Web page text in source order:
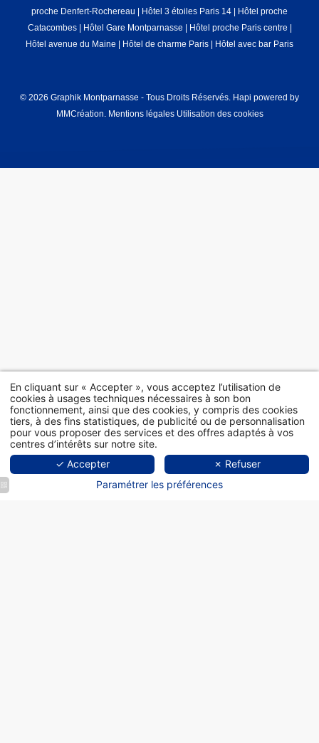
proche Denfert-Rochereau | Hôtel 3 étoiles Paris 14 | Hôtel proche
Catacombes| Hôtel Gare Montparnasse | Hôtel proche Paris centre |
Hôtel avenue du Maine | Hôtel de charme Paris | Hôtel avec bar Paris
© 2026 Graphik Montparnasse - Tous Droits Réservés. Hapi powered by
MMCréation
Mentions légales Utilisation des cookies
En cliquant sur « Accepter », vous acceptez l’utilisation de
cookies à usages techniques nécessaires à son bon
fonctionnement, ainsi que des cookies, y compris des cookies
tiers, à des fins statistiques, de publicité ou de personnalisation
pour vous proposer des services et des offres adaptés à vos
centres d’intérêts sur notre site.
✓ Accepter
✗ Refuser
Paramétrer les préférences